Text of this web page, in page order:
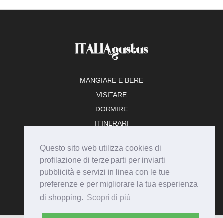
Questo sito web utilizza cookies di
profilazione di terze parti per inviarti
pubblicità e servizi in linea con le tue
preferenze e per migliorare la tua esperienza
di shopping. Scopri di più
MANGIARE E BERE
VISITARE
DORMIRE
ITINERARI
ADERISCI